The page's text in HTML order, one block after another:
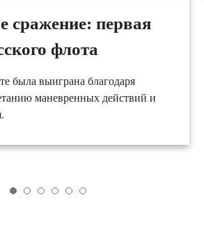
сражение: первая
флота
была выиграна благодаря
маневренных действий и